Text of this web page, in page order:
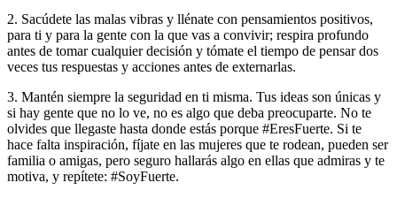
2. Sacúdete las malas vibras y llénate con pensamientos positivos,
para ti y para la gente con la que vas a convivir; respira profundo
antes de tomar cualquier decisión y tómate el tiempo de pensar dos
veces tus respuestas y acciones antes de externarlas.
3. Mantén siempre la seguridad en ti misma. Tus ideas son únicas y
si hay gente que no lo ve, no es algo que deba preocuparte. No te
olvides que llegaste hasta donde estás porque #EresFuerte. Si te
hace falta inspiración, fíjate en las mujeres que te rodean, pueden ser
familia o amigas, pero seguro hallarás algo en ellas que admiras y te
motiva, y repítete: #SoyFuerte.